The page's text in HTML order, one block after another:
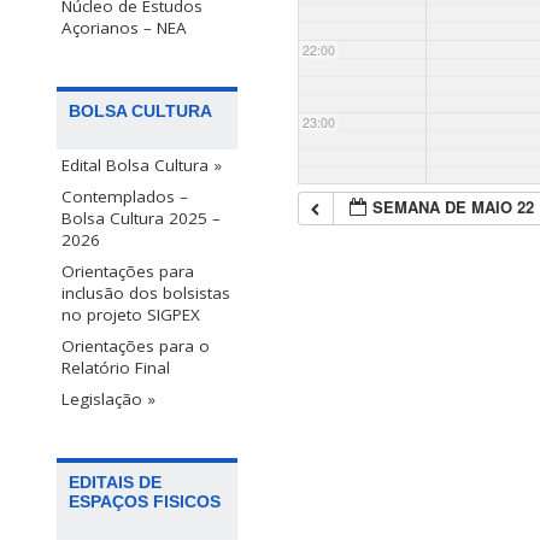
Núcleo de Estudos
Açorianos – NEA
BOLSA CULTURA
Edital Bolsa Cultura »
Contemplados –
Bolsa Cultura 2025 –
2026
Orientações para
inclusão dos bolsistas
no projeto SIGPEX
Orientações para o
Relatório Final
Legislação »
EDITAIS DE
ESPAÇOS FISICOS
22:00
23:00
SEMANA DE MAIO 22